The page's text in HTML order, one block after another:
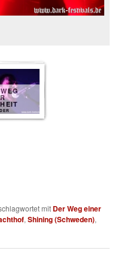
mit Der Weg einer
,Shining (Schweden),